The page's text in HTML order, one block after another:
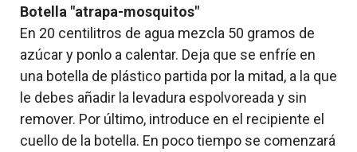
Botella "atrapa-mosquitos"
En 20 centilitros de agua mezcla 50 gramos de
azúcar y ponlo a calentar. Deja que se enfríe en
una botella de plástico partida por la mitad, a la que
le debes añadir la levadura espolvoreada y sin
remover. Por último, introduce en el recipiente el
cuello de la botella. En poco tiempo se comenzará